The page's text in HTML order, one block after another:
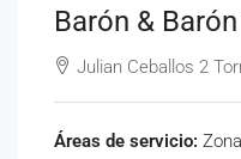
Barón &
Julian Ceballos 2
Áreas de servicio: